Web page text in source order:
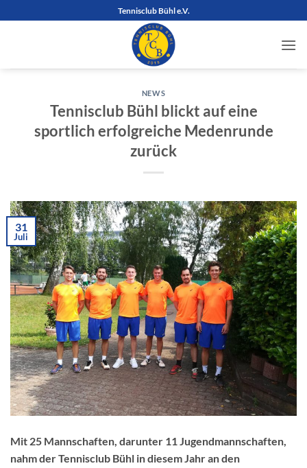
Inhalt
Tennisclub Bühl e.V.
NEWS
Tennisclub Bühl blickt auf eine
sportlich erfolgreiche Medenrunde
zurück
31
Juli
Mit 25 Mannschaften, darunter 11 Jugendmannschaften,
nahm der Tennisclub Bühl in diesem Jahr an den